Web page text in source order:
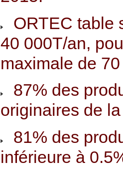
ORTEC table
40 000T/an,
maximale de 70
87% des
originaires de
81% des
inférieure à